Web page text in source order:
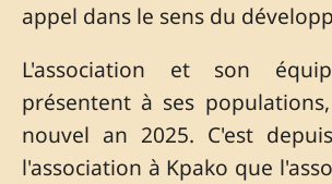
appel dans le sens du
L'association et son
présentent à ses
nouvel an 2025. C'est
l'association à Kpako que